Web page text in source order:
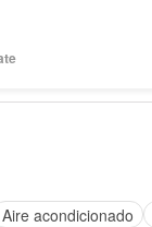
Aire acondicionado